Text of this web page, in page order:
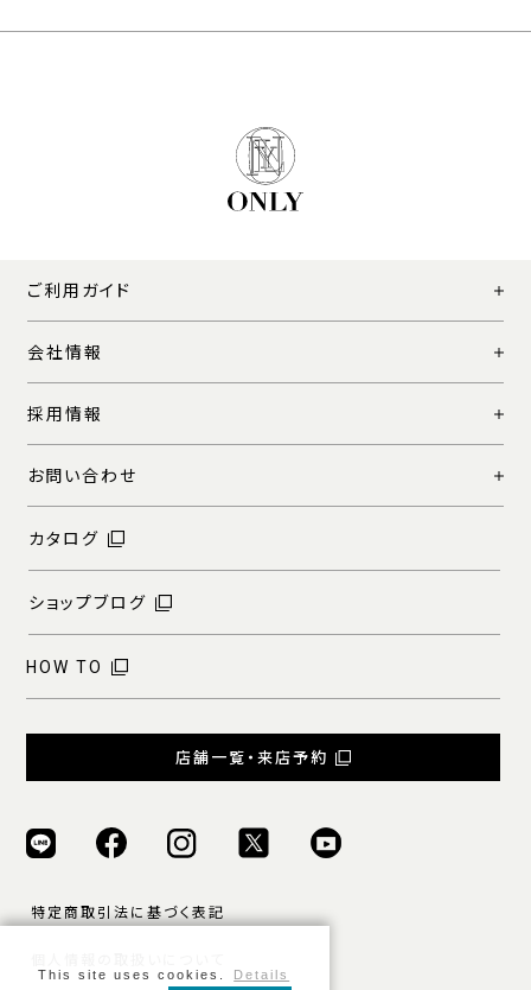
ご利用ガイド
会社情報
採用情報
お問い合わせ
カタログ
ショップブログ
HOW TO
店舗一覧・来店予約
特定商取引法に基づく表記
This site uses cookies. Details